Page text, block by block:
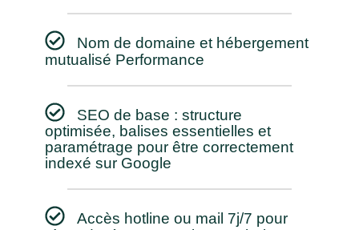
Nom de domaine et hébergement
mutualisé Performance
SEO de base : structure
optimisée, balises essentielles et
paramétrage pour être correctement
indexé sur Google
Accès hotline ou mail 7j/7 pour